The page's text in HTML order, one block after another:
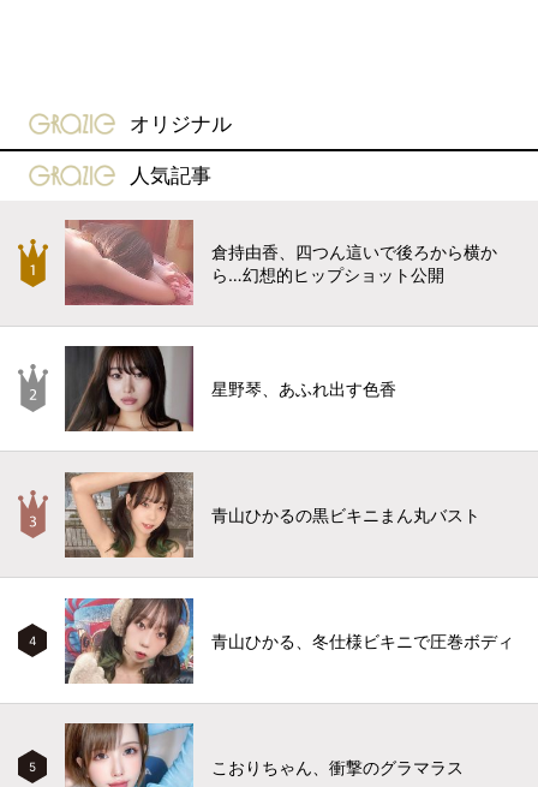
gravure-grazie
オリジナル
gravure-grazie
人気記事
倉持由香、四つん這いで後ろから横か
ら…幻想的ヒップショット公開
星野琴、あふれ出す色香
青山ひかるの黒ビキニまん丸バスト
4 青山ひかる、冬仕様ビキニで圧巻ボディ
5 こおりちゃん、衝撃のグラマラス